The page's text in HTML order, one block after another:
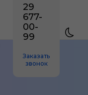
29
677-
00-
99
Заказать
звонок